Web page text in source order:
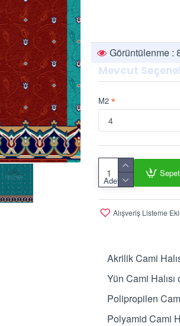
Görüntülenme :
Mevcut
M2
Adet
Alışveriş Listeme
Akrilik Cami
Yün Cami
Polipropilen
Polyamid Cami